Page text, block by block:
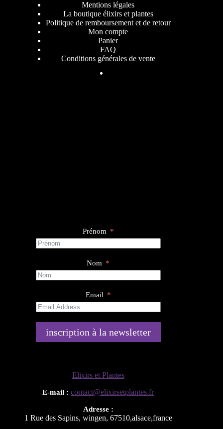
Mentions légales
La boutique élixirs et plantes
Politique de remboursement et de retour
Mon compte
Panier
FAQ
Conditions générales de vente
Prénom
Nom
Email
inscription à la newsletter
Elixirs et Plantes
E-mail : contact@elixirsetplantes.fr
Adresse :
1 Rue des Sapins, wingen, 67510,alsace,france